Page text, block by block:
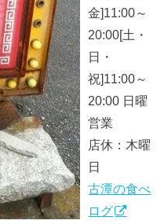
金]11:00～
20:00[土・
日・
祝]11:00～
20:00 日曜
営業
店休：木曜
日
古潭の食べ
ログ